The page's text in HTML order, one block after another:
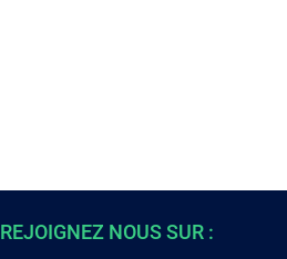
REJOIGNEZ NOUS SUR :